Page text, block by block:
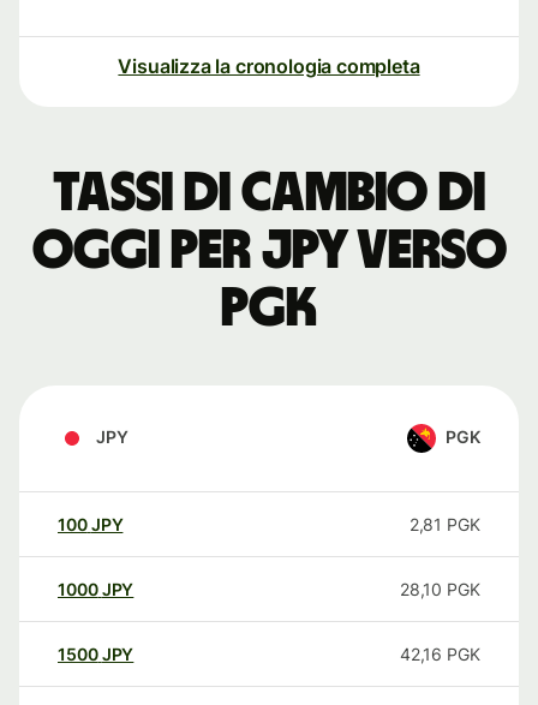
Visualizza la cronologia completa
Tassi di cambio di
oggi per JPY verso
PGK
JPY PGK
100JPY 2,81 PGK
1000JPY 28,10 PGK
1500JPY 42,16 PGK